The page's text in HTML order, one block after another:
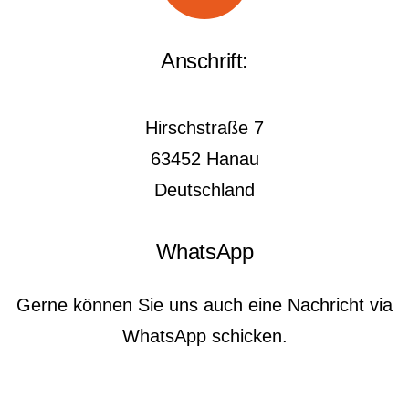
Anschrift:
Hirschstraße 7
63452 Hanau
Deutschland
WhatsApp
Gerne können Sie uns auch eine Nachricht via
WhatsApp schicken.